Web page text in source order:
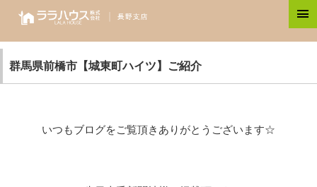
群馬県前橋市【城東町ハイツ】ご紹介
いつもブログをご覧頂きありがとうございます☆